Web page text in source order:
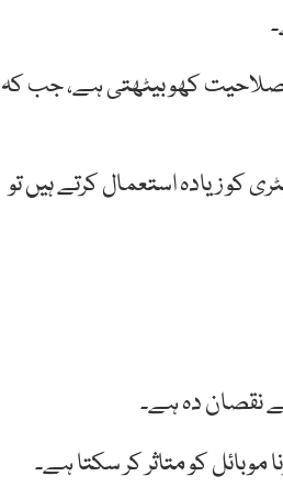
کی بیٹری 400 مرتبہ چارج ہونے کے بعد اپنی 20 فیصد صلاحیت کھو بیٹھتی ہے، جب کہ
کو زیادہ استعمال کرتے ہیں تو
نقصان دہ ہے۔
کو متاثر کر سکتا ہے۔